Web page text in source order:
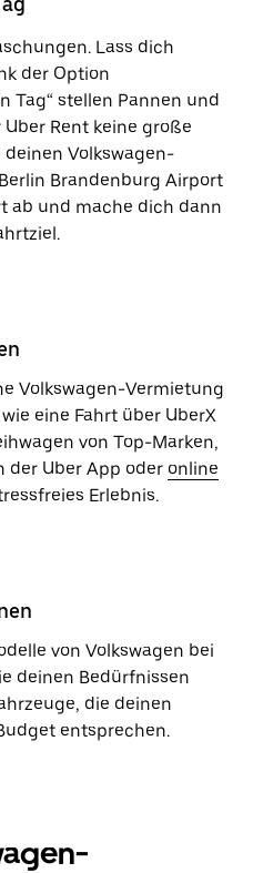
Lass dich
der Option
Tag“ stellen Pannen und
Rent keine große
deinen Volkswagen-
Brandenburg Airport
ab und mache dich dann
Volkswagen-Vermietung
eine Fahrt über UberX
von Top-Marken,
der Uber App oder online
Erlebnis.
von Volkswagen bei
deinen Bedürfnissen
die deinen
entsprechen.